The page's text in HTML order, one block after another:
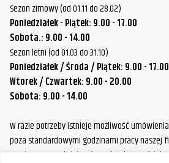
Sezon zimowy (od 01.11 do 28.02)
Poniedziałek - Piątek: 9.00 - 17.00
Sobota.: 9.00 - 14.00
Sezon letni (od 01.03 do 31.10)
Poniedziałek / Środa / Piątek: 9.00 - 17.00
Wtorek / Czwartek: 9.00 - 20.00
Sobota: 9.00 - 14.00
W razie potrzeby istnieje możliwość
poza standardowymi godzinami pracy naszej
Prosimy o wcześniejszy kontakt, aby ustalić